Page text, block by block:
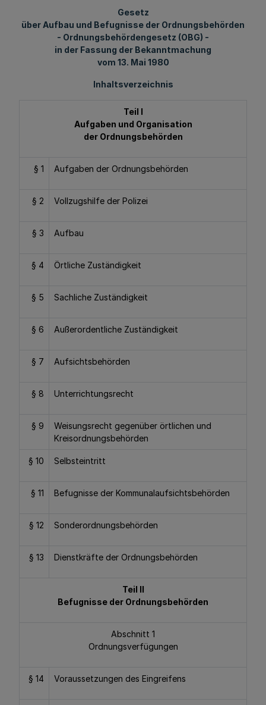
Gesetz
über Aufbau und Befugnisse der Ordnungsbehörden
- Ordnungsbehördengesetz (OBG) -
in der Fassung der Bekanntmachung
vom 13. Mai 1980
Inhaltsverzeichnis
Teil I
Aufgaben und Organisation
der Ordnungsbehörden
§ 1 Aufgaben der Ordnungsbehörden
§ 2 Vollzugshilfe der Polizei
§ 3 Aufbau
§ 4 Örtliche Zuständigkeit
§ 5 Sachliche Zuständigkeit
§ 6 Außerordentliche Zuständigkeit
§ 7 Aufsichtsbehörden
§ 8 Unterrichtungsrecht
§ 9
Weisungsrecht gegenüber örtlichen und
Kreisordnungsbehörden
§ 10 Selbsteintritt
§ 11 Befugnisse der Kommunalaufsichtsbehörden
§ 12 Sonderordnungsbehörden
§ 13 Dienstkräfte der Ordnungsbehörden
Teil II
Befugnisse der Ordnungsbehörden
Abschnitt 1
Ordnungsverfügungen
§ 14 Voraussetzungen des Eingreifens